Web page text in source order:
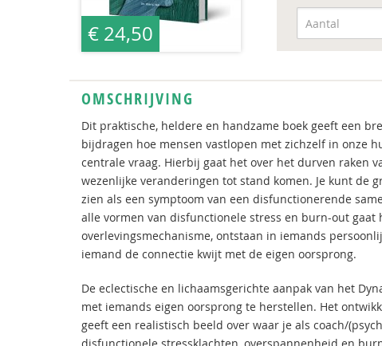
€ 24,50
OMSCHRIJVING
Dit praktische, heldere en handzame boek geeft een
bijdragen hoe mensen vastlopen met zichzelf in onze
centrale vraag. Hierbij gaat het over het durven raken
wezenlijke veranderingen tot stand komen. Je kunt de
zien als een symptoom van een disfunctionerende
alle vormen van disfunctionele stress en burn-out gaat
overlevingsmechanisme, ontstaan in iemands
iemand de connectie kwijt met de eigen oorsprong.
De eclectische en lichaamsgerichte aanpak van het
met iemands eigen oorsprong te herstellen. Het
geeft een realistisch beeld over waar je als coach/